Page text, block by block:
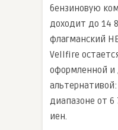
бензиновую
доходит до 14
флагманский
Vellfire
оформленной и
диапазоне от 6
иен.